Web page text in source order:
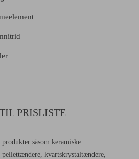
PRISLISTE
såsom keramiske
pellettændere, kvartskrystaltændere,